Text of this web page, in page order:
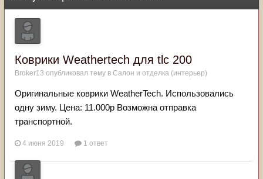
Коврики Weathertech для tlc 200
Broker13 опубликовал тему в Салон и отделка (интерьер)
Оригинальные коврики WeatherTech. Использовались
одну зиму. Цена: 11.000р Возможна отправка
транспортной.
4 июня 2019 1 ответ